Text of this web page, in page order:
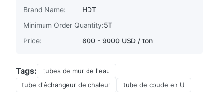
Brand Name:
HDT
Minimum Order Quantity:5T
Price:
800 - 9000 USD / ton
Tags:
tubes de mur de l'eau
tube d'échangeur de chaleur
tube de coude en U